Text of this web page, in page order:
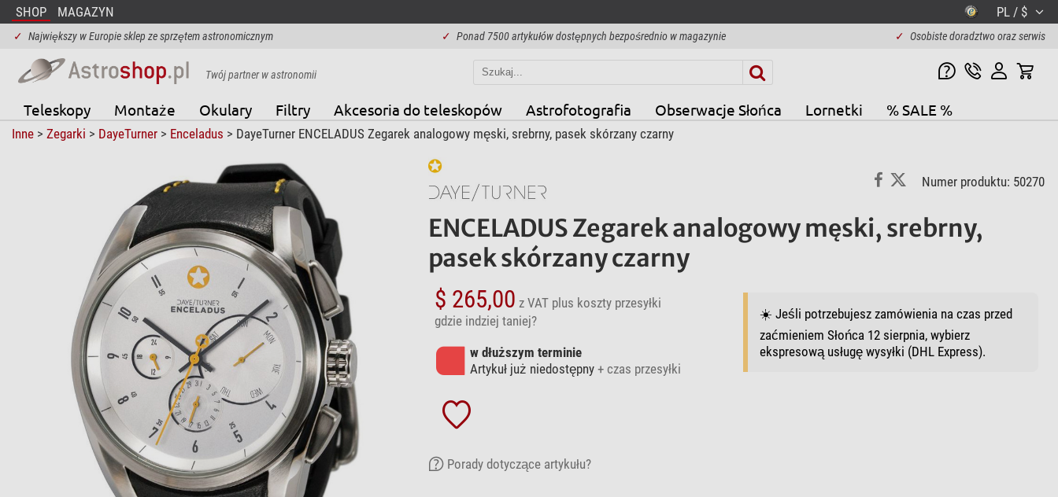
SHOP MAGAZYN PL / $
✓ Największy w Europie sklep ze sprzętem astronomicznym ✓ Ponad 7500 artykułów dostępnych bezpośrednio w magazynie ✓ Osobiste doradztwo oraz serwis
Twój partner w astronomii
Teleskopy Montaże Okulary Filtry Akcesoria do teleskopów Astrofotografia Obserwacje Słońca Lornetki % SALE %
Inne> Zegarki > DayeTurner> Enceladus > DayeTurner ENCELADUS Zegarek analogowy męski, srebrny, pasek skórzany czarny
Numer produktu: 50270
ENCELADUS Zegarek analogowy męski, srebrny,
pasek skórzany czarny
$ 265,00 z VAT plus koszty przesyłki
gdzie indziej taniej?
w dłuższym terminie
Artykuł już niedostępny + czas przesyłki
☀️ Jeśli potrzebujesz zamówienia na czas przed
zaćmieniem Słońca 12 sierpnia, wybierz
ekspresową usługę wysyłki (DHL Express).
Porady dotyczące artykułu?